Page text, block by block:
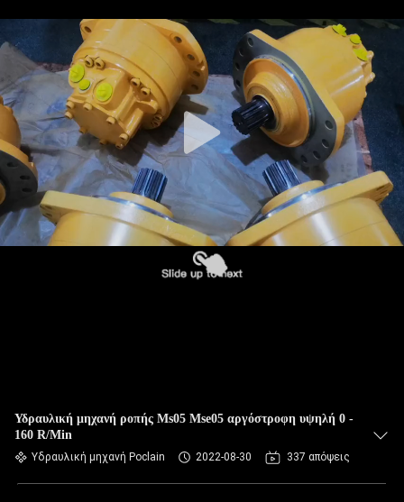
Υδραυλική μηχανή ροπής Ms05 Mse05 αργόστροφη υψηλή 0 -
160 R/Min
Υδραυλική μηχανή Poclain 2022-08-30 337 απόψεις